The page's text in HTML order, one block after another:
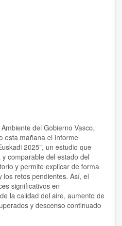
del Gobierno Vasco,
esta mañana el Informe
2025”, un estudio que
comparable del estado del
y permite explicar de forma
los retos pendientes. Así, el
significativos en
la calidad del aire, aumento de
y descenso continuado